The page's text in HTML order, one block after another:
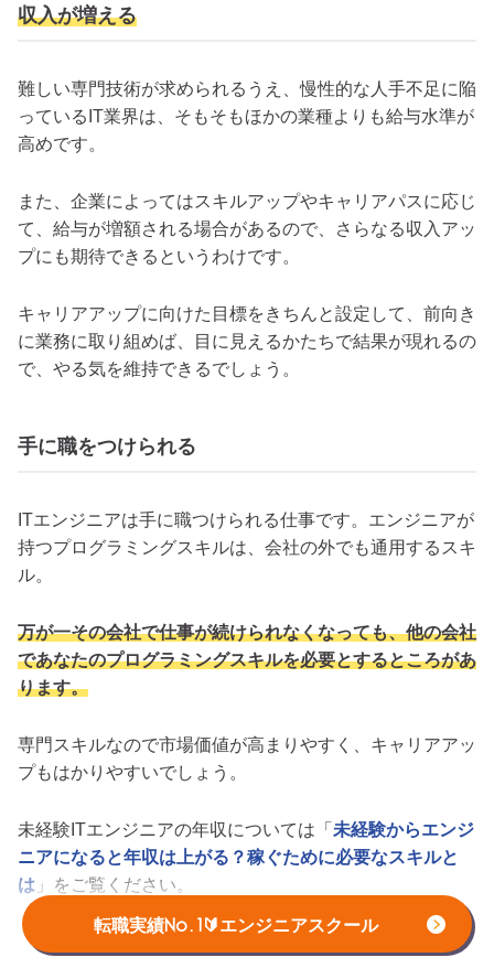
転職実績No.1🔰エンジニアスクール
収入が増える
難しい専門技術が求められるうえ、慢性的な人手不足に陥
っているIT業界は、そもそもほかの業種よりも給与水準が
高めです。
また、企業によってはスキルアップやキャリアパスに応じ
て、給与が増額される場合があるので、さらなる収入アッ
プにも期待できるというわけです。
キャリアアップに向けた目標をきちんと設定して、前向き
に業務に取り組めば、目に見えるかたちで結果が現れるの
で、やる気を維持できるでしょう。
手に職をつけられる
ITエンジニアは手に職つけられる仕事です。エンジニアが
持つプログラミングスキルは、会社の外でも通用するスキ
ル。
万が一その会社で仕事が続けられなくなっても、他の会社
であなたのプログラミングスキルを必要とするところがあ
ります。
専門スキルなので市場価値が高まりやすく、キャリアアッ
プもはかりやすいでしょう。
未経験ITエンジニアの年収については「 未経験からエンジ
ニアになると年収は上がる？稼ぐために必要なスキルと
は 」をご覧ください。
実力主義で評価される